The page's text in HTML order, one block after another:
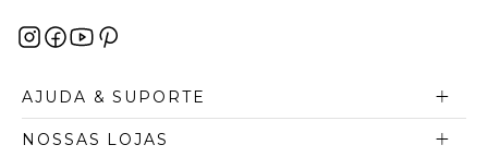
AJUDA & SUPORTE
NOSSAS LOJAS